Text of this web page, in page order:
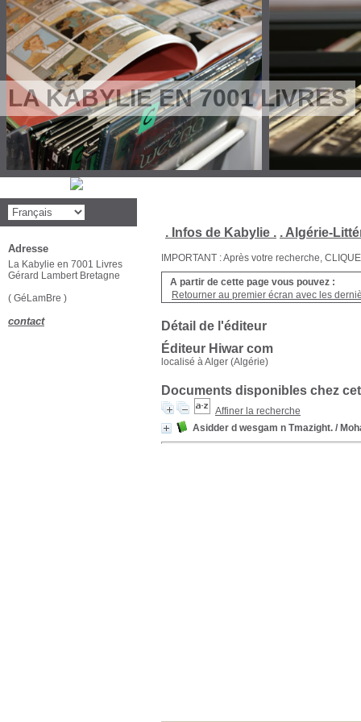
LA KABYLIE EN 7001 LIVRES
. Infos de Kabylie . . Algérie-
IMPORTANT : Après votre recherche,
A partir de cette page vous pouvez :
Retourner au premier écran avec les
Détail de l'éditeur
Éditeur Hiwar com
localisé à Alger (Algérie)
Documents disponibles chez
Affiner la recherche
Asidder d wesgam n Tmazight. /
Adresse
La Kabylie en 7001 Livres
Gérard Lambert Bretagne
( GéLamBre )
contact